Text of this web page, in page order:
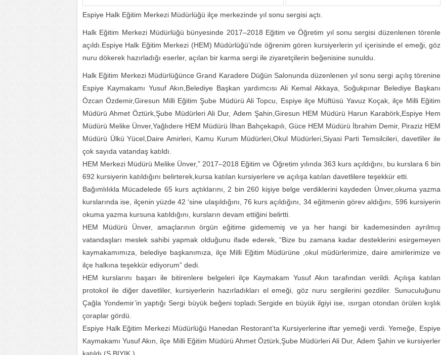
Espiye Halk Eğitim Merkezi Müdürlüğü ilçe merkezinde yıl sonu sergisi açtı.
Halk Eğitim Merkezi Müdürlüğü bünyesinde 2017–2018 Eğitim ve Öğretim yıl sonu sergisi düzenlenen törenle
açıldı.Espiye Halk Eğitim Merkezi (HEM) Müdürlüğü’nde öğrenim gören kursiyerlerin yıl içerisinde el emeği, göz
nuru dökerek hazırladığı eserler, açılan bir karma sergi ile ziyaretçilerin beğenisine sunuldu.
Halk Eğitim Merkezi Müdürlüğünce Grand Karadere Düğün Salonunda düzenlenen yıl sonu sergi açılış törenine
Espiye Kaymakamı Yusuf Akın,Belediye Başkan yardımcısı Ali Kemal Akkaya, Soğukpınar Belediye Başkanı
Özcan Özdemir,Giresun Milli Eğitim Şube Müdürü Ali Topcu, Espiye ilçe Müftüsü Yavuz Koçak, ilçe Milli Eğitim
Müdürü Ahmet Öztürk,Şube Müdürleri Ali Dur, Adem Şahin,Giresun HEM Müdürü Harun Karabörk,Espiye Hem
Müdürü Melike Ünver,Yağlıdere HEM Müdürü İlhan Bahçekapılı, Güce HEM Müdürü İbrahim Demir, Piraziz HEM
Müdürü Ülkü Yücel,Daire Amirleri, Kamu Kurum Müdürleri,Okul Müdürleri,Siyasi Parti Temsilcileri, davetliler ile
çok sayıda vatandaş katıldı.
HEM Merkezi Müdürü Melike Ünver,” 2017–2018 Eğitim ve Öğretim yılında 363 kurs açıldığını, bu kurslara 6 bin
692 kursiyerin katıldığını belirterek,kursa katılan kursiyerlere ve açılışa katılan davetlilere teşekkür etti.
Bağımlılıkla Mücadelede 65 kurs açtıklarını, 2 bin 260 kişiye belge verdiklerini kaydeden Ünver,okuma yazma
kurslarında ise, ilçenin yüzde 42 ‘sine ulaşıldığını, 76 kurs açıldığını, 34 eğitmenin görev aldığını, 596 kursiyerin
okuma yazma kursuna katıldığını, kursların devam ettiğini belirtti.
HEM Müdürü Ünver, amaçlarının örgün eğitime gidememiş ve ya her hangi bir kademesinden ayrılmış
vatandaşları meslek sahibi yapmak olduğunu ifade ederek, “Bize bu zamana kadar desteklerini esirgemeyen
kaymakamımıza, belediye başkanımıza, ilçe Milli Eğitim Müdürüne ,okul müdürlerimize, daire amirlerimize ve
ilçe halkına teşekkür ediyorum” dedi.
HEM kurslarını başarı ile bitirenlere belgeleri ilçe Kaymakam Yusuf Akın tarafından verildi. Açılışa katılan
protokol ile diğer davetliler, kursiyerlerin hazırladıkları el emeği, göz nuru sergilerini gezdiler. Sunuculuğunu
Çağla Yondemir’in yaptığı Sergi büyük beğeni topladı.Sergide en büyük ilgiyi ise, ısırgan otondan örülen kışlık
çoraplar gördü.
Espiye Halk Eğitim Merkezi Müdürlüğü Hanedan Restorant’ta Kursiyerlerine iftar yemeği verdi. Yemeğe, Espiye
Kaymakamı Yusuf Akın, ilçe Milli Eğitim Müdürü Ahmet Öztürk,Şube Müdürleri Ali Dur, Adem Şahin ve kursiyerler